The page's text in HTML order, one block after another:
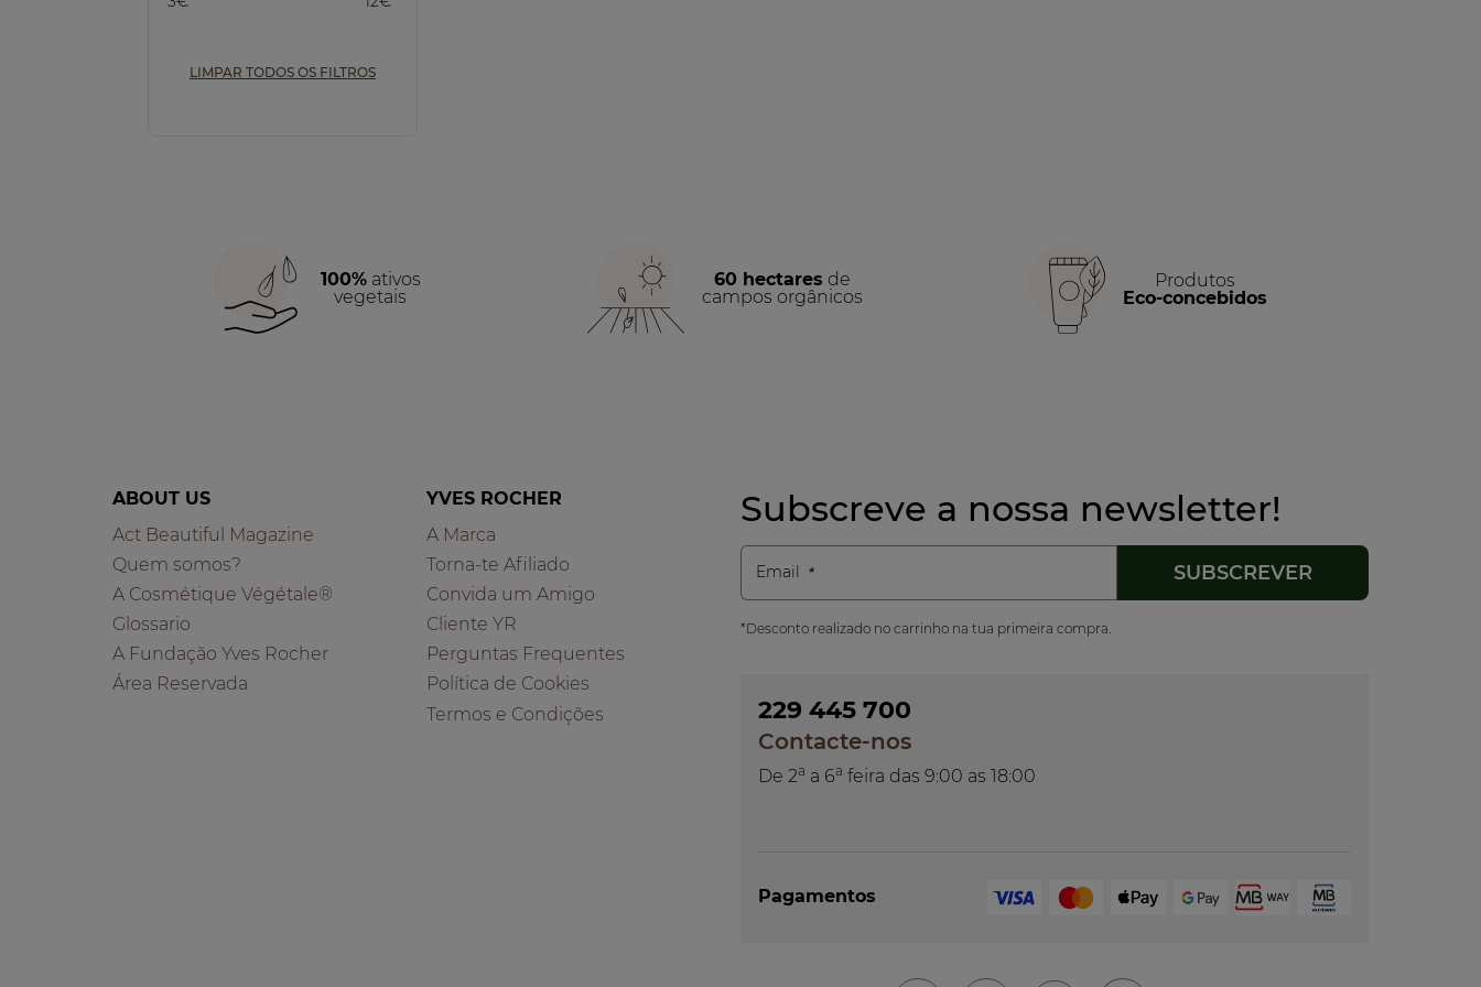
LIMPAR TODOS OS FILTROS
100%ativos
vegetais
60 hectares de
campos orgânicos
Produtos
Eco-concebidos
ABOUT US
Act Beautiful Magazine
Quem somos?
A Cosmétique Végétale®
Glossario
A Fundação Yves Rocher
Área Reservada
YVES ROCHER
A Marca
Torna-te Afiliado
Convida um Amigo
Cliente YR
Perguntas Frequentes
Política de Cookies
Termos e Condições
Subscreve a nossa newsletter!
Email
*Desconto realizado no carrinho na tua primeira compra.
229 445 700
Contacte-nos
De 2a a 6a feira das 9:00 as 18:00
Pagamentos